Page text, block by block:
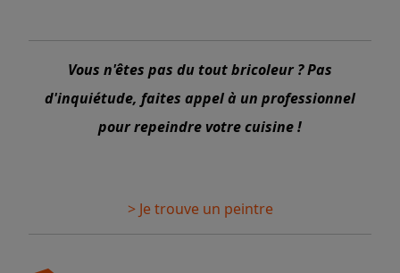
Vous n'êtes pas du tout bricoleur ? Pas
d'inquiétude, faites appel à un professionnel
pour repeindre votre cuisine !
> Je trouve un peintre